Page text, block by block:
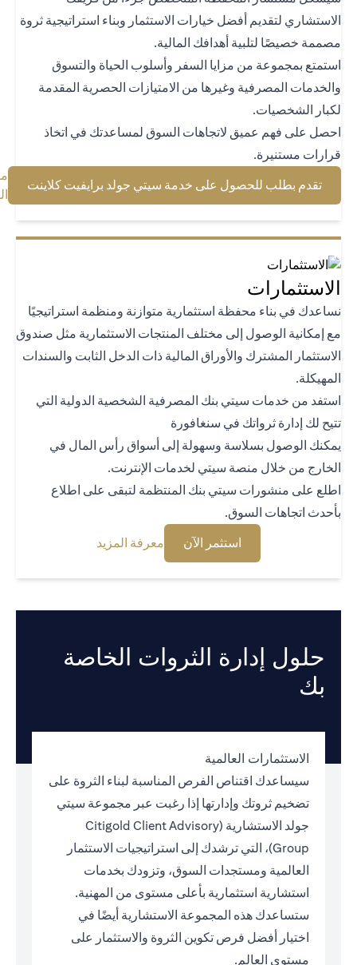
لتقديم أفضل خيارات الاستثمار وبناء استراتيجية ثروة
خصيصًا لتلبية أهدافك المالية.
بمجموعة من مزايا السفر وأسلوب الحياة والتسوق
المصرفية وغيرها من الامتيازات الحصرية المقدمة
الشخصيات.
على فهم عميق لاتجاهات السوق لمساعدتك في اتخاذ
مستنيرة.
تقدم بطلب للحصول على خدمة سيتي جولد برايفيت كلاينت(opens in a new tab)
معرفة
المزيد(opens in a new tab)
في بناء محفظة استثمارية متوازنة ومنظمة استراتيجيًا
إمكانية الوصول إلى مختلف المنتجات الاستثمارية مثل صندوق
المشترك والأوراق المالية ذات الدخل الثابت والسندات
من خدمات سيتي بنك المصرفية الشخصية الدولية التي
لك إدارة ثرواتك في سنغافورة
الوصول بسلاسة وسهولة إلى أسواق رأس المال في
من خلال منصة سيتي لخدمات الإنترنت.
على منشورات سيتي بنك المنتظمة لتبقى على اطلاع
اتجاهات السوق.
استثمر الآن
(opens in a new tab) معرفة المزيد(opens in a new tab)
حلول إدارة الثروات الخاصة
الاستثمارات العالمية
سيساعدك اقتناص الفرص المناسبة لبناء الثروة على
تضخيم ثروتك وإدارتها إذا رغبت عبر مجموعة سيتي
جولد الاستشارية (Citigold Client Advisory
Group)، التي ترشدك إلى استراتيجيات الاستثمار
العالمية ومستجدات السوق، وتزودك بخدمات
استشارية استثمارية بأعلى مستوى من المهنية.
ستساعدك هذه المجموعة الاستشارية أيضًا في
اختيار أفضل فرص تكوين الثروة والاستثمار على
مستوى العالم.